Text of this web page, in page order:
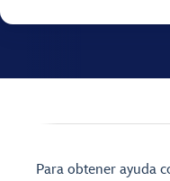
Para obtener ayuda